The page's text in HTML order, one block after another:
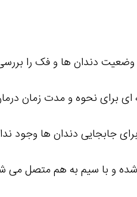
وضعیت دندان ها و فک را
ای برای نحوه و مدت زمان
جابجایی دندان ها وجود
و با سیم به هم متصل می